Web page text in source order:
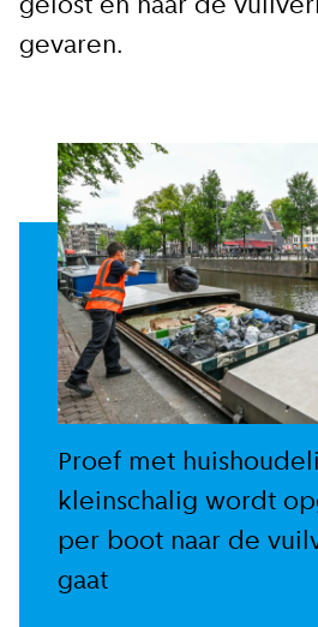
kademuren in Amsterdam.
E-mailadres
Hoe vaak wil je van
Bij elk nieuw
Maandelijks
Ik ga akkoord
gelost en naar de
gevaren.
Proef met
kleinschalig wordt
per boot naar de
gaat